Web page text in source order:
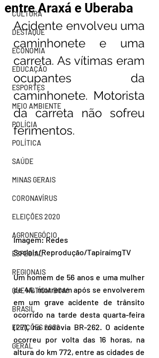
CULTURA
DESTAQUE
ECONOMIA
EDUCAÇÃO
ESPORTES
MEIO AMBIENTE
POLÍCIA
POLÍTICA
SAÚDE
MINAS GERAIS
CORONAVÍRUS
ELEIÇÕES 2020
AGRONEGÓCIO
ESPECIAL
REGIONAIS
QUE NOTÍCIA BOA!
BRASIL
ELEIÇÕES 2022
GERAL
entre Araxá e Uberaba
Acidente envolveu uma
caminhonete e uma
carreta. As vítimas eram
ocupantes da
caminhonete. Motorista
da carreta não sofreu
ferimentos.
Imagem: Redes
Sociais/Reprodução/TapiraímgTV
Um homem de 56 anos e uma mulher
de 44, morreram após se envolverem
em um grave acidente de trânsito
ocorrido na tarde desta quarta-feira
(27), na rodovia BR-262. O acidente
ocorreu por volta das 16 horas, na
altura do km 772, entre as cidades de